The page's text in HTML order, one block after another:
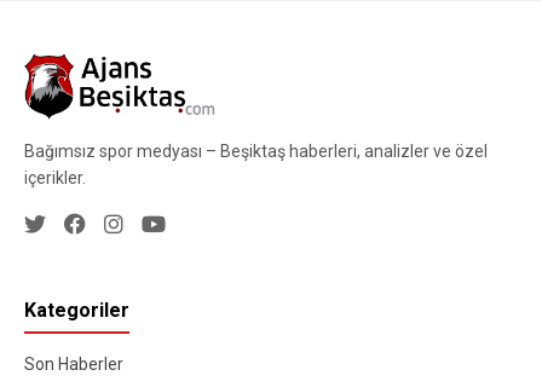
Bağımsız spor medyası – Beşiktaş haberleri, analizler ve özel
içerikler.
Kategoriler
Son Haberler